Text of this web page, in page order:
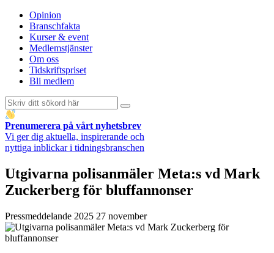
Opinion
Branschfakta
Kurser & event
Medlemstjänster
Om oss
Tidskriftspriset
Bli medlem
Prenumerera på vårt nyhetsbrev
Vi ger dig aktuella, inspirerande och
nyttiga inblickar i tidningsbranschen
Utgivarna polisanmäler Meta:s vd Mark
Zuckerberg för bluffannonser
Pressmeddelande 2025 27 november